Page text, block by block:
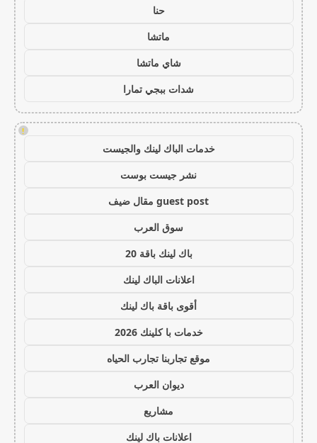
حنا
ماتشا
شاي ماتشا
شدات ببجي تمارا
!
خدمات الباك لينك والجيست
نشر جيست بوست
guest post مقال ضيف
سوق العرب
باك لينك باقة 20
اعلانات الباك لينك
أقوى باقة باك لينك
خدمات با كلينك 2026
موقع تجاربنا تجارب الحياه
ديوان العرب
مشاريع
اعلانات باك لينك